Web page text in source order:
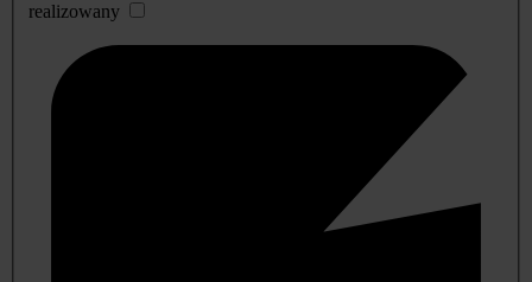
realizowany